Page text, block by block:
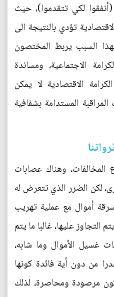
لكي تتقدموا)، حيث
تؤدي بالنتيجة الى
لهذا السبب يربط المختصون
الاجتماعية، ومساندة
الاقتصادية لا يمكن
المستدامة بشفافية
وهناك عصابات
لكن الضرر الذي تتعرض له
أموال مع عملية تهريب
التجاوز عليها، غالبا ما يتم
غسيل الأموال وما شابه،
من دون أية فائدة كونها
مرصودة ومحاصرة، لذلك